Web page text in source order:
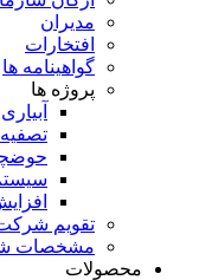
مدیران
افتخارات
گواهینامه ها
پروژه ها
تقویم
مشخصات
محصولات